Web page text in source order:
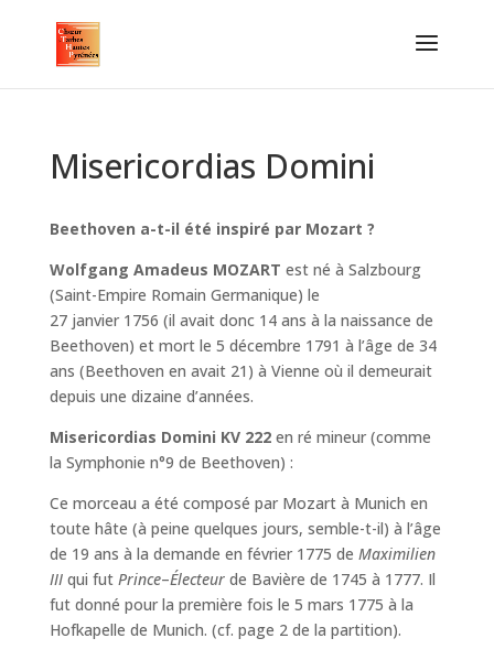
Misericordias Domini
Beethoven a-t-il été inspiré par Mozart ?
Wolfgang Amadeus MOZART est né à Salzbourg
(Saint-Empire Romain Germanique) le
27 janvier 1756 (il avait donc 14 ans à la naissance de
Beethoven) et mort le 5 décembre 1791 à l’âge de 34
ans (Beethoven en avait 21) à Vienne où il demeurait
depuis une dizaine d’années.
Misericordias Domini KV 222en ré mineur (comme
la Symphonie n°9 de Beethoven) :
Ce morceau a été composé par Mozart à Munich en
toute hâte (à peine quelques jours, semble-t-il) à l’âge
de 19 ans à la demande en février 1775 de Maximilien
IIIqui fut Prince–Électeurde Bavière de 1745 à 1777. Il
fut donné pour la première fois le 5 mars 1775 à la
Hofkapelle de Munich. (cf. page 2 de la partition).